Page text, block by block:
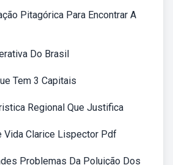
Pitagórica Para Encontrar A
Do Brasil
Tem 3 Capitais
Regional Que Justifica
Vida Clarice Lispector Pdf
Problemas Da Poluição Dos